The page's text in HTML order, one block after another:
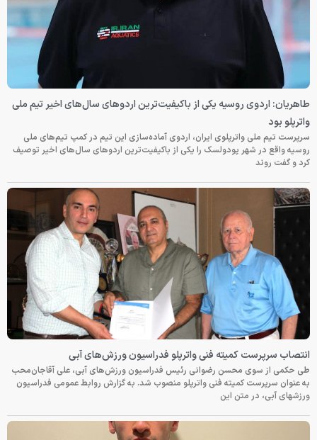
طاهریان: اردوی روسیه یکی از باکیفیت‌ترین اردوهای سال‌های اخیر تیم ملی
واترپلو بود
سرپرست تیم ملی واترپلوی ایران، اردوی آماده‌سازی این تیم در کمپ تیم‌های ملی
روسیه واقع در شهر پودولسک را یکی از باکیفیت‌ترین اردوهای سال‌های اخیر توصیف
کرد و گفت روند
انتصاب سرپرست کمیته فنی واترپلو فدراسیون ورزش‌های آبی
طی حکمی از سوی محسن رضوانی رئیس فدراسیون ورزش‌های آبی، علی آقاجان‌محب
به عنوان سرپرست کمیته فنی واترپلو منصوب شد. به گزارش روابط عمومی فدراسیون
ورزشهای آبی، در متن این